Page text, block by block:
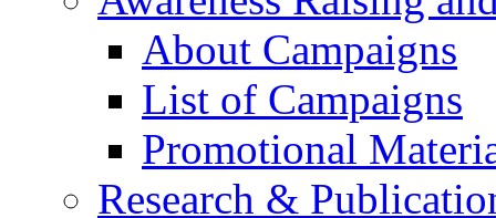
About Campaigns
List of Campaigns
Promotional
Research &